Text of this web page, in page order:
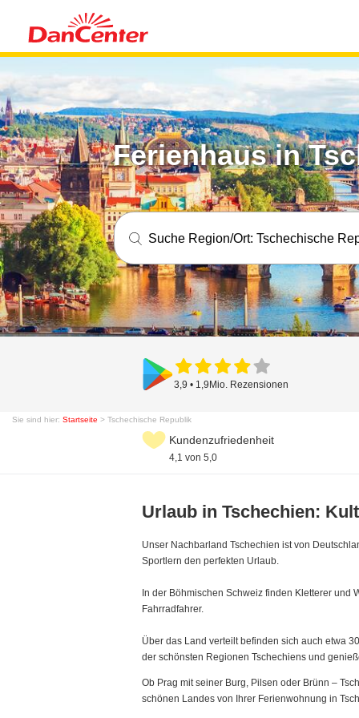
Ferienhaus in
Suche Region/Ort: Tschechische
3,9 • 1,9Mio. Rezensionen
Sie sind hier: Startseite > Tschechische Republik
Kundenzufriedenheit
4,1 von 5,0
Urlaub in Tschechien:
Unser Nachbarland Tschechien ist von
Sportlern den perfekten Urlaub.
In der Böhmischen Schweiz finden Kletterer und
Fahrradfahrer.
Über das Land verteilt befinden sich auch etwa
der schönsten Regionen Tschechiens und
Ob Prag mit seiner Burg, Pilsen oder Brünn –
schönen Landes von Ihrer Ferienwohnung in